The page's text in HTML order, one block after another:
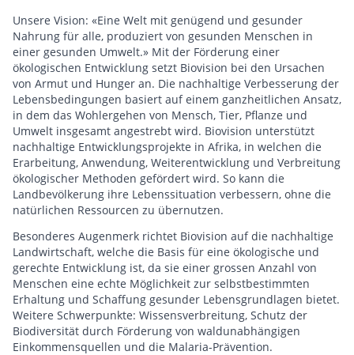
Unsere Vision: «Eine Welt mit genügend und gesunder
Nahrung für alle, produziert von gesunden Menschen in
einer gesunden Umwelt.» Mit der Förderung einer
ökologischen Entwicklung setzt Biovision bei den Ursachen
von Armut und Hunger an. Die nachhaltige Verbesserung der
Lebensbedingungen basiert auf einem ganzheitlichen Ansatz,
in dem das Wohlergehen von Mensch, Tier, Pflanze und
Umwelt insgesamt angestrebt wird. Biovision unterstützt
nachhaltige Entwicklungsprojekte in Afrika, in welchen die
Erarbeitung, Anwendung, Weiterentwicklung und Verbreitung
ökologischer Methoden gefördert wird. So kann die
Landbevölkerung ihre Lebenssituation verbessern, ohne die
natürlichen Ressourcen zu übernutzen.
Besonderes Augenmerk richtet Biovision auf die nachhaltige
Landwirtschaft, welche die Basis für eine ökologische und
gerechte Entwicklung ist, da sie einer grossen Anzahl von
Menschen eine echte Möglichkeit zur selbstbestimmten
Erhaltung und Schaffung gesunder Lebensgrundlagen bietet.
Weitere Schwerpunkte: Wissensverbreitung, Schutz der
Biodiversität durch Förderung von waldunabhängigen
Einkommensquellen und die Malaria-Prävention.